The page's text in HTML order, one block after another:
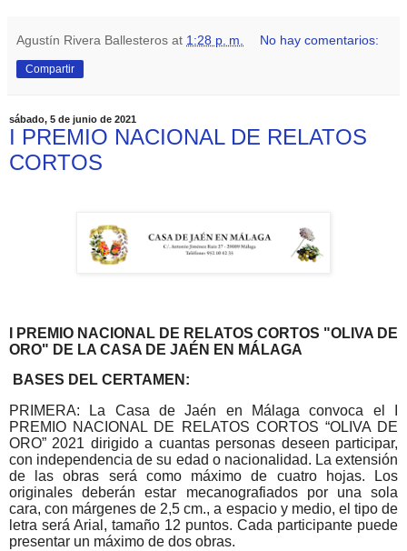
Agustín Rivera Ballesteros at 1:28 p. m. No hay comentarios:
Compartir
sábado, 5 de junio de 2021
I PREMIO NACIONAL DE RELATOS
CORTOS
I PREMIO NACIONAL DE RELATOS CORTOS "OLIVA DE
ORO" DE LA CASA DE JAÉN EN MÁLAGA
BASES DEL CERTAMEN:
PRIMERA: La Casa de Jaén en Málaga convoca el I
PREMIO NACIONAL DE RELATOS CORTOS “OLIVA DE
ORO” 2021 dirigido a cuantas personas deseen participar,
con independencia de su edad o nacionalidad. La extensión
de las obras será como máximo de cuatro hojas. Los
originales deberán estar mecanografiados por una sola
cara, con márgenes de 2,5 cm., a espacio y medio, el tipo de
letra será Arial, tamaño 12 puntos. Cada participante puede
presentar un máximo de dos obras.